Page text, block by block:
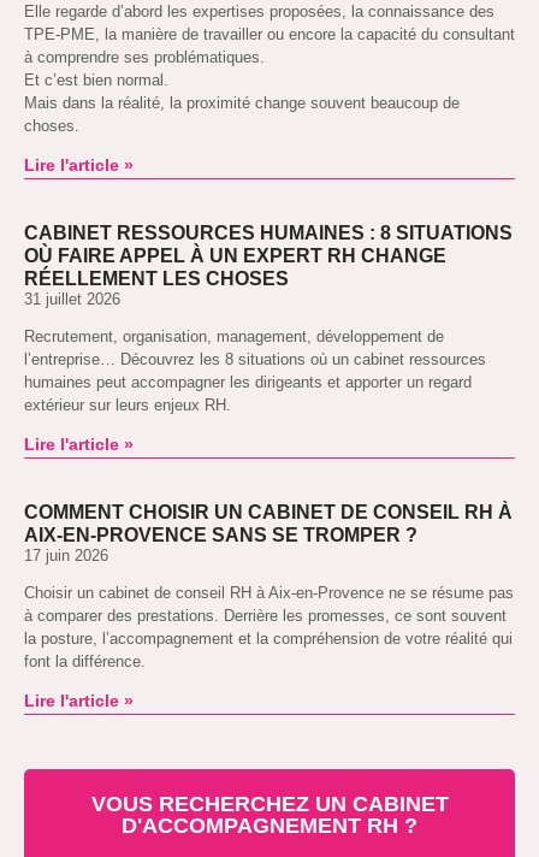
Elle regarde d’abord les expertises proposées, la connaissance des
TPE-PME, la manière de travailler ou encore la capacité du consultant
à comprendre ses problématiques.
Et c’est bien normal.
Mais dans la réalité, la proximité change souvent beaucoup de
choses.
Lire l'article »
CABINET RESSOURCES HUMAINES : 8 SITUATIONS
OÙ FAIRE APPEL À UN EXPERT RH CHANGE
RÉELLEMENT LES CHOSES
31 juillet 2026
Recrutement, organisation, management, développement de
l’entreprise… Découvrez les 8 situations où un cabinet ressources
humaines peut accompagner les dirigeants et apporter un regard
extérieur sur leurs enjeux RH.
Lire l'article »
COMMENT CHOISIR UN CABINET DE CONSEIL RH À
AIX-EN-PROVENCE SANS SE TROMPER ?
17 juin 2026
Choisir un cabinet de conseil RH à Aix-en-Provence ne se résume pas
à comparer des prestations. Derrière les promesses, ce sont souvent
la posture, l’accompagnement et la compréhension de votre réalité qui
font la différence.
Lire l'article »
VOUS RECHERCHEZ UN CABINET
D'ACCOMPAGNEMENT RH ?